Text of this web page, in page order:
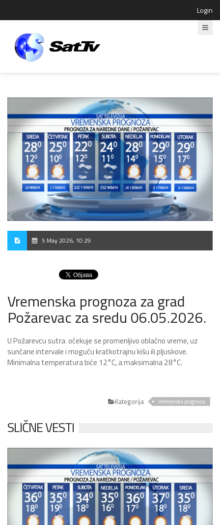
Login
5 May 2026, 10:29
Vremenska prognoza za grad
Požarevac za sredu 06.05.2026.
U Požarevcu sutra očekuje se promenljivo oblačno vreme, uz
sunčane intervale i moguću kratkotrajnu kišu ili pljuskove.
Minimalna temperatura biće 12°C, a maksimalna 28°C.
Kategorija Vremenska prognoza
SLIČNE VESTI